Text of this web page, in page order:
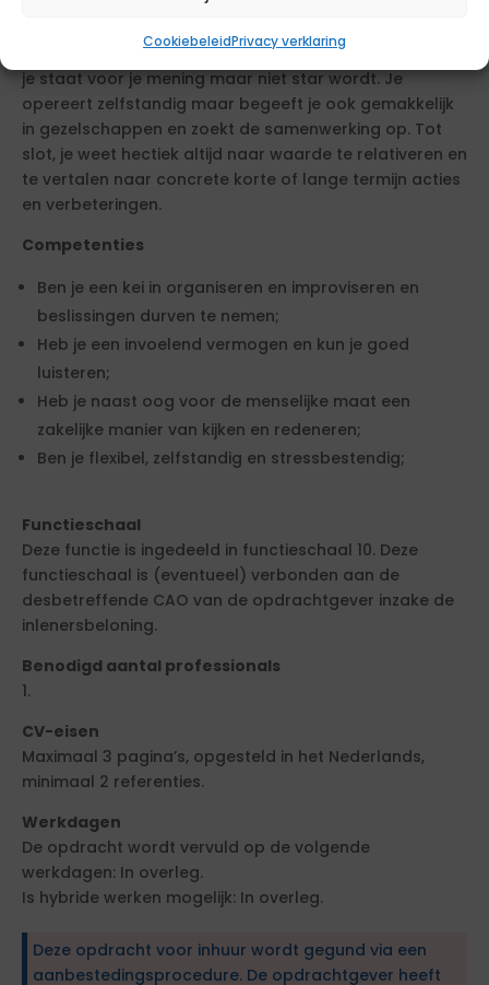
CookiebeleidPrivacy verklaring
begeeft. Je kunt meeveren en tegengas geven, waarbij
je staat voor je mening maar niet star wordt. Je
opereert zelfstandig maar begeeft je ook gemakkelijk
in gezelschappen en zoekt de samenwerking op. Tot
slot, je weet hectiek altijd naar waarde te relativeren en
te vertalen naar concrete korte of lange termijn acties
en verbeteringen.
Competenties
Ben je een kei in organiseren en improviseren en
beslissingen durven te nemen;
Heb je een invoelend vermogen en kun je goed
luisteren;
Heb je naast oog voor de menselijke maat een
zakelijke manier van kijken en redeneren;
Ben je flexibel, zelfstandig en stressbestendig;
Functieschaal
Deze functie is ingedeeld in functieschaal 10. Deze
functieschaal is (eventueel) verbonden aan de
desbetreffende CAO van de opdrachtgever inzake de
inlenersbeloning.
Benodigd aantal professionals
1.
CV-eisen
Maximaal 3 pagina’s, opgesteld in het Nederlands,
minimaal 2 referenties.
Werkdagen
De opdracht wordt vervuld op de volgende
werkdagen: In overleg.
Is hybride werken mogelijk: In overleg.
Deze opdracht voor inhuur wordt gegund via een
aanbestedingsprocedure. De opdrachtgever heeft